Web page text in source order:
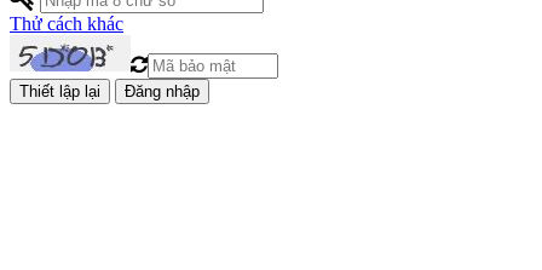
Thử cách khác
Đăng nhập